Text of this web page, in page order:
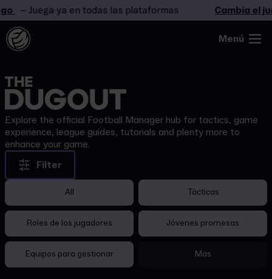
– Juega ya en todas las plataformas Cambia el
Menú
Explore the official Football Manager hub for tactics, game
experience, league guides, tutorials and plenty more to
enhance your game.
Filter
All Tácticas
Roles de los jugadores Jóvenes promesas
Equipos para gestionar Más